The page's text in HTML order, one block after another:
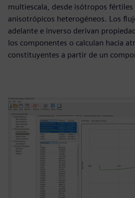
multiescala, desde isótropos
anisotrópicos heterogéneos. Los
adelante e inverso derivan
los componentes o calculan hacia
constituyentes a partir de un